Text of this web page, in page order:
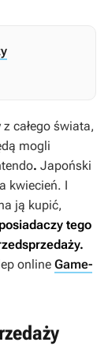
całego świata,
mogli
. Japoński
kwiecień. I
ją kupić,
tego
online Game-